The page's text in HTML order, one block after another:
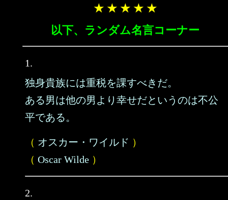
★ ★ ★ ★ ★
以下、ランダム名言コーナー
1.
独身貴族には重税を課すべきだ。
ある男は他の男より幸せだというのは不公
平である。
（ オスカー・ワイルド ）
（ Oscar Wilde ）
2.